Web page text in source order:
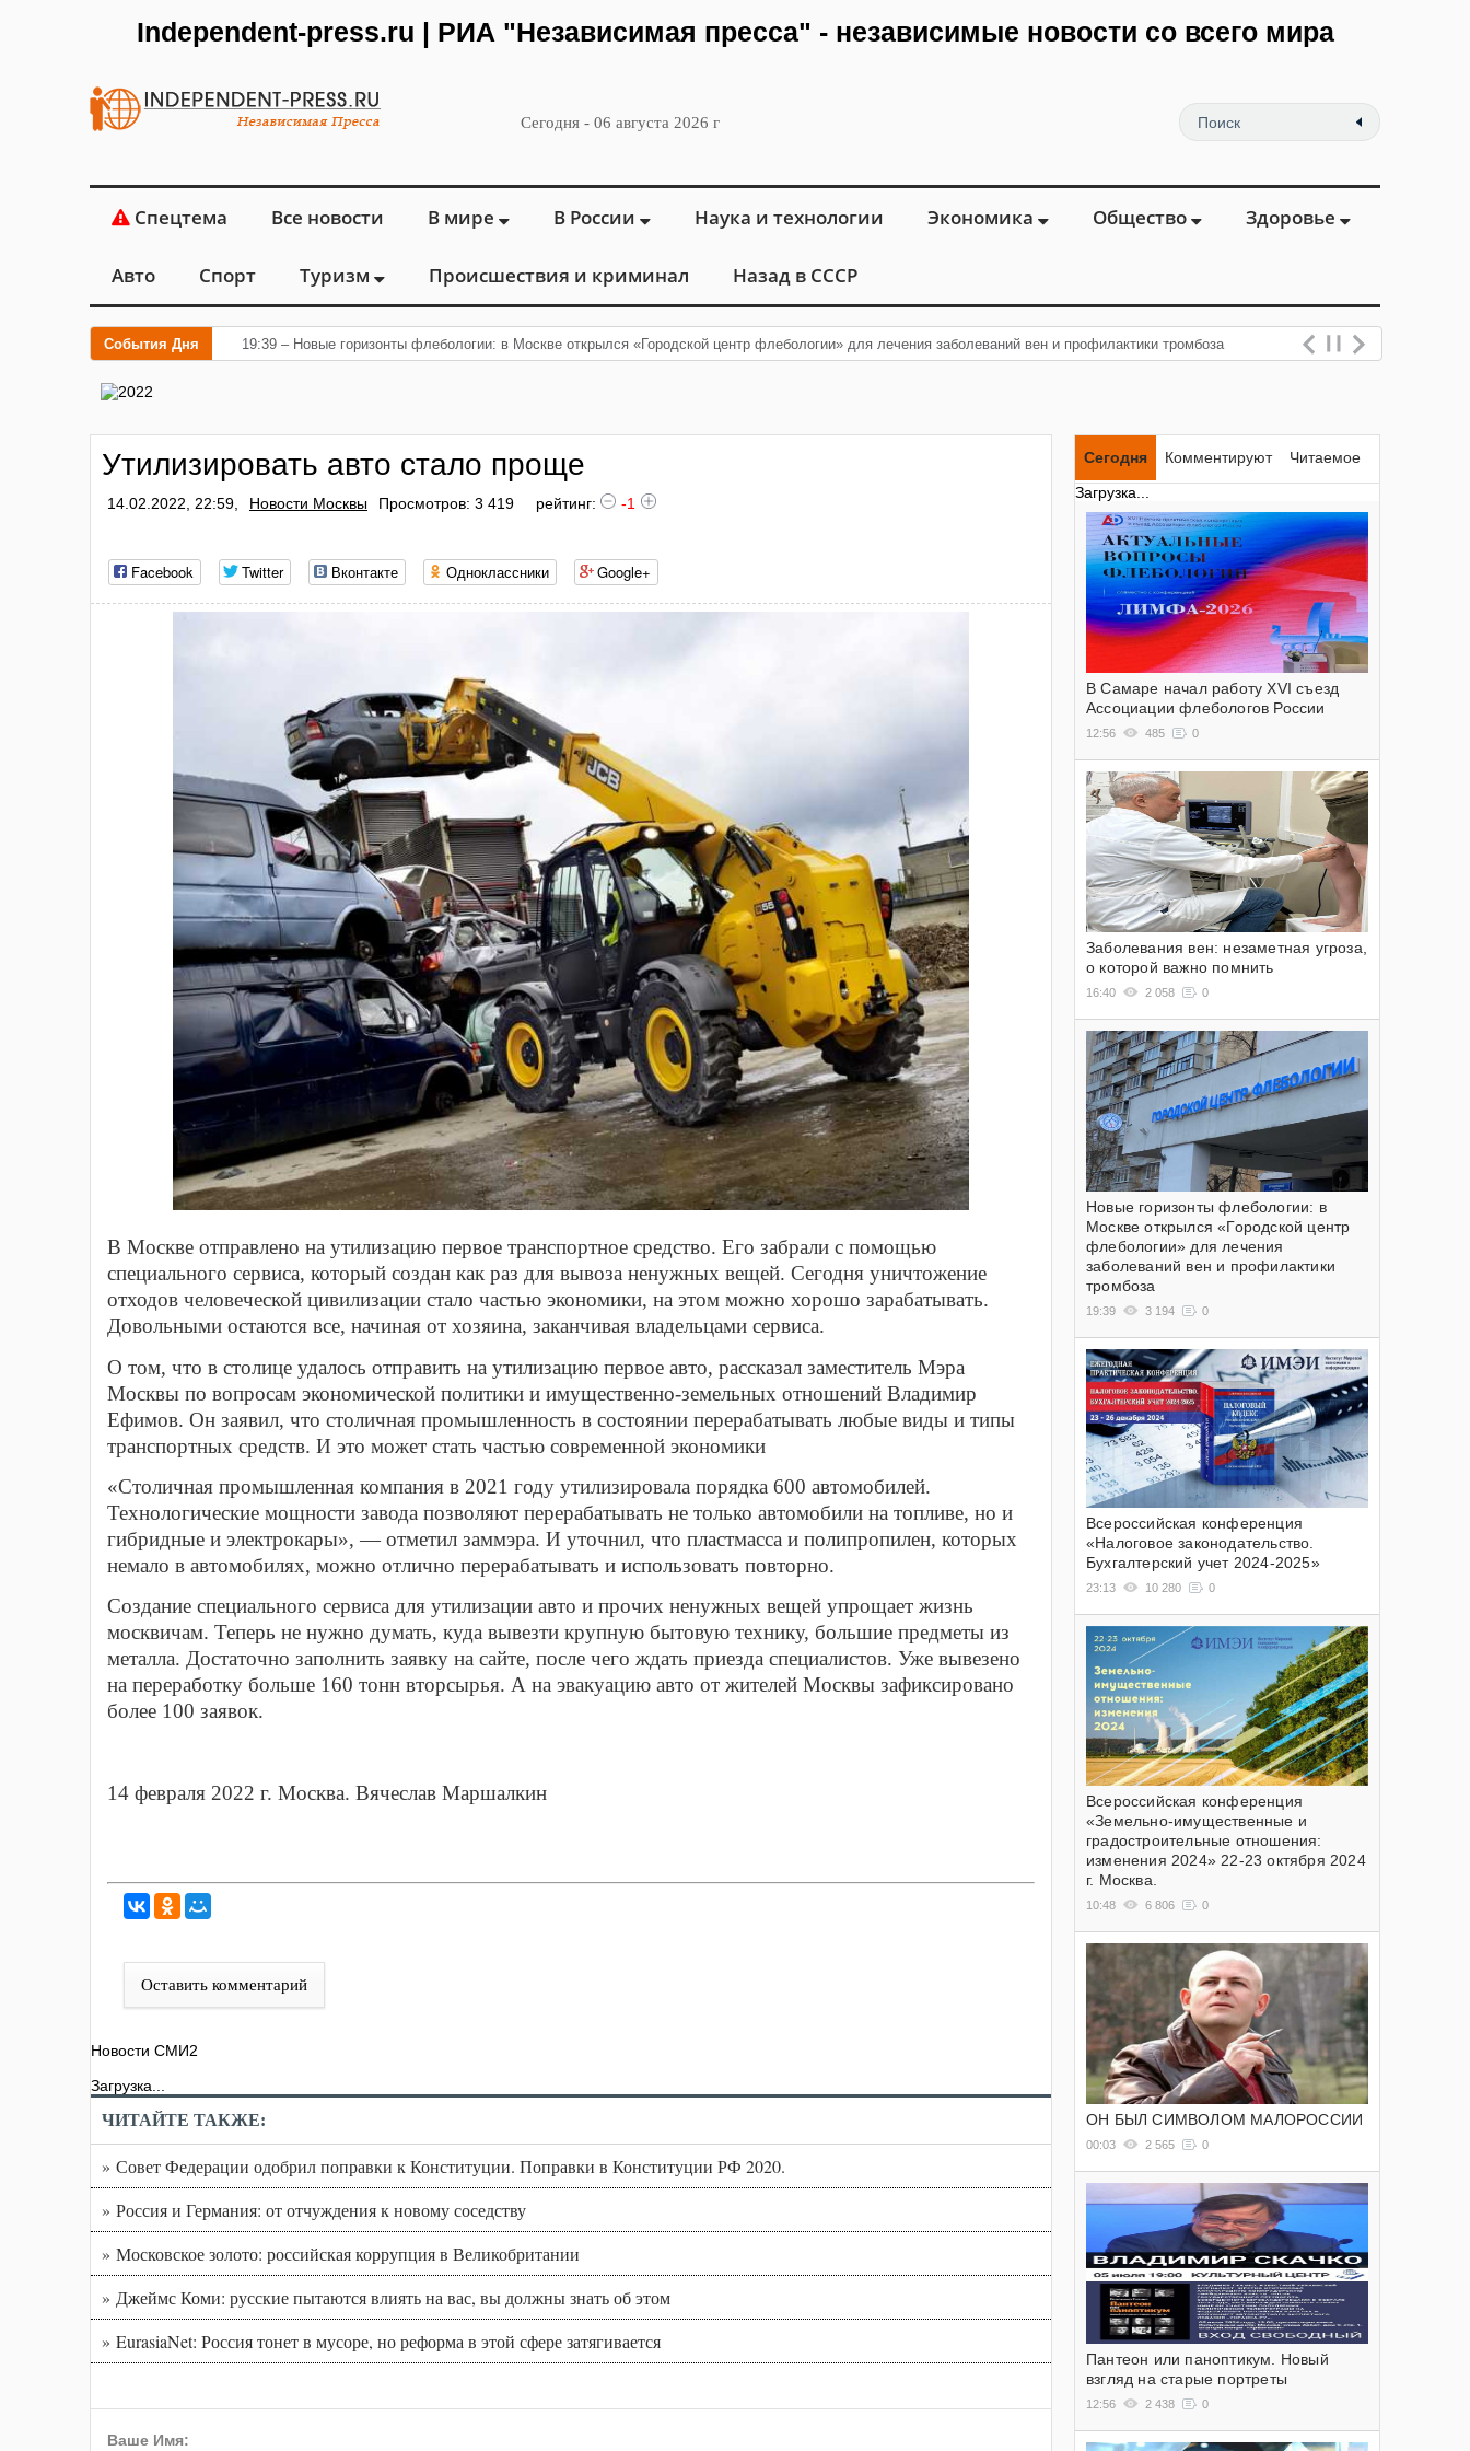
Independent-press.ru | РИА "Независимая пресса" - независимые новости со всего мира
Сегодня - 06 августа 2026 г
Спецтема Все новости В мире В России Наука и технологии Экономика Общество Здоровье
Авто Спорт Туризм Происшествия и криминал Назад в СССР
События Дня 19:39 – Новые горизонты флебологии: в Москве открылся «Городской центр флебологии» для лечения заболеваний вен и профилактики тромбоза
Утилизировать авто стало проще
14.02.2022, 22:59, Новости Москвы Просмотров: 3 419 рейтинг: -1
Facebook Twitter Вконтакте Одноклассники Google+
В Москве отправлено на утилизацию первое транспортное средство. Его забрали с помощью
специального сервиса, который создан как раз для вывоза ненужных вещей. Сегодня уничтожение
отходов человеческой цивилизации стало частью экономики, на этом можно хорошо зарабатывать.
Довольными остаются все, начиная от хозяина, заканчивая владельцами сервиса.
О том, что в столице удалось отправить на утилизацию первое авто, рассказал заместитель Мэра
Москвы по вопросам экономической политики и имущественно-земельных отношений Владимир
Ефимов. Он заявил, что столичная промышленность в состоянии перерабатывать любые виды и типы
транспортных средств. И это может стать частью современной экономики
«Столичная промышленная компания в 2021 году утилизировала порядка 600 автомобилей.
Технологические мощности завода позволяют перерабатывать не только автомобили на топливе, но и
гибридные и электрокары», — отметил заммэра. И уточнил, что пластмасса и полипропилен, которых
немало в автомобилях, можно отлично перерабатывать и использовать повторно.
Создание специального сервиса для утилизации авто и прочих ненужных вещей упрощает жизнь
москвичам. Теперь не нужно думать, куда вывезти крупную бытовую технику, большие предметы из
металла. Достаточно заполнить заявку на сайте, после чего ждать приезда специалистов. Уже вывезено
на переработку больше 160 тонн вторсырья. А на эвакуацию авто от жителей Москвы зафиксировано
более 100 заявок.
14 февраля 2022 г. Москва. Вячеслав Маршалкин
Оставить комментарий
Новости СМИ2
Загрузка...
ЧИТАЙТЕ ТАКЖЕ:
» Совет Федерации одобрил поправки к Конституции. Поправки в Конституции РФ 2020.
» Россия и Германия: от отчуждения к новому соседству
» Московское золото: российская коррупция в Великобритании
» Джеймс Коми: русские пытаются влиять на вас, вы должны знать об этом
» EurasiaNet: Россия тонет в мусоре, но реформа в этой сфере затягивается
Ваше Имя:
Сегодня Комментируют
Читаемое
Загрузка...
В Самаре начал работу XVI съезд
Ассоциации флебологов России
12:56 485 0
Заболевания вен: незаметная угроза,
о которой важно помнить
16:40 2 058 0
Новые горизонты флебологии: в
Москве открылся «Городской центр
флебологии» для лечения
заболеваний вен и профилактики
тромбоза
19:39 3 194 0
Всероссийская конференция
«Налоговое законодательство.
Бухгалтерский учет 2024-2025»
23:13 10 280 0
Всероссийская конференция
«Земельно-имущественные и
градостроительные отношения:
изменения 2024» 22-23 октября 2024
г. Москва.
10:48 6 806 0
ОН БЫЛ СИМВОЛОМ МАЛОРОССИИ
00:03 2 565 0
Пантеон или паноптикум. Новый
взгляд на старые портреты
12:56 2 438 0